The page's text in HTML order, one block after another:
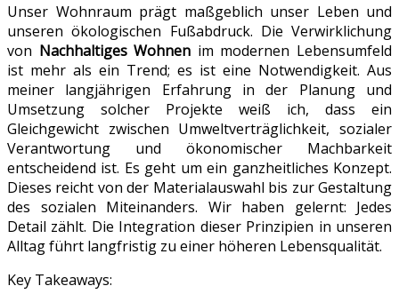
Unser Wohnraum prägt maßgeblich unser Leben und
unseren ökologischen Fußabdruck. Die Verwirklichung
von Nachhaltiges Wohnen im modernen Lebensumfeld
ist mehr als ein Trend; es ist eine Notwendigkeit. Aus
meiner langjährigen Erfahrung in der Planung und
Umsetzung solcher Projekte weiß ich, dass ein
Gleichgewicht zwischen Umweltverträglichkeit, sozialer
Verantwortung und ökonomischer Machbarkeit
entscheidend ist. Es geht um ein ganzheitliches Konzept.
Dieses reicht von der Materialauswahl bis zur Gestaltung
des sozialen Miteinanders. Wir haben gelernt: Jedes
Detail zählt. Die Integration dieser Prinzipien in unseren
Alltag führt langfristig zu einer höheren Lebensqualität.
Key Takeaways: